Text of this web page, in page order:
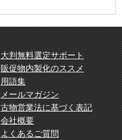
大判無料選定サポート
販促物内製化のススメ
用語集
メールマガジン
古物営業法に基づく表記
会社概要
よくあるご質問